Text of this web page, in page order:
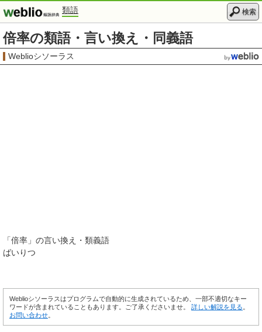
類語 検索
倍率の類語・言い換え・同義語
Weblioシソーラス
「倍率 」の言い換え・類義語
ばいりつ
Weblioシソーラスはプログラムで自動的に生成されているため、一部不適切なキー
ワードが含まれていることもあります。ご了承くださいませ。 詳しい解説を見る
お問い合わせ